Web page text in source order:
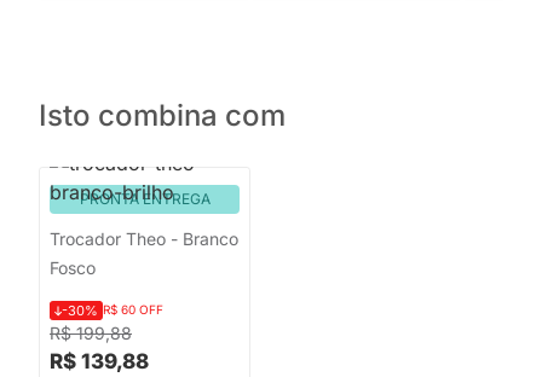
Isto combina com
PRONTA ENTREGA
Trocador Theo - Branco
Fosco
R$ 199,88
-30% R$ 60 OFF
R$ 139,88